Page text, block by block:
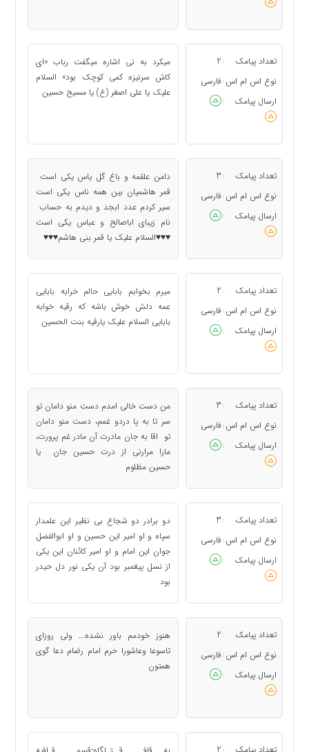
تعداد پیامک :
2
نوع اس ام اس : فارسی
ارسال پیامک
:
میکرد به نی اشاره میگفت رباب «ای
کاش سرنیزه کمی کوچک بود» السلام
علیک یا علی اصغر (ع) یا مسیح حسین
تعداد پیامک :
3
نوع اس ام اس : فارسی
ارسال پیامک
:
دامن علقمه و باغ گل یاس یکی است
قمر هاشمیان بین همه ناس یکی است
سیر کردم عدد ابجد و دیدم به حساب
نام زیبای اباصالح و عباس یکی است
♥♥♥السلام علیک یا قمر بنی هاشم♥♥♥
تعداد پیامک :
2
نوع اس ام اس : فارسی
ارسال پیامک
:
میرم بخوابم بابایی حالم خرابه بابایی
عمه دلش خوش باشه که رقیه خوابه
بابایی السلام علیک یارقیه بنت الحسین
تعداد پیامک :
3
نوع اس ام اس : فارسی
ارسال پیامک
:
من دست خالی امدم دست منو دامان تو
سر تا به پا دردو غمم، دست منو دامان
تو اقا به جان مادرت آن مادر غم پرورت،
مارا مرارنی از درت حسین جان یا
حسین مظلوم
تعداد پیامک :
3
نوع اس ام اس : فارسی
ارسال پیامک
:
دو برادر دو شجاع بی نظیر این علمدار
سپاه و او امیر این حسین و او ابوالفضل
جوان این امام و او امیر کائنان این یکی
از نسل پیغمبر بود آن یکی نور دل حیدر
بود
تعداد پیامک :
2
نوع اس ام اس : فارسی
ارسال پیامک
:
هنوز خودمم باور نشده... ولی روزای
تاسوعا وعاشورا حرم امام رضام دعا گوی
همتون
: